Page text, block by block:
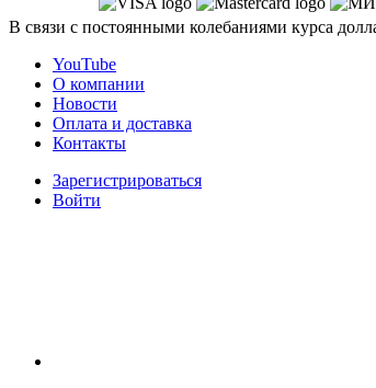
В связи с постоянными колебаниями курса
YouTube
О компании
Новости
Оплата и доставка
Контакты
Зарегистрироваться
Войти